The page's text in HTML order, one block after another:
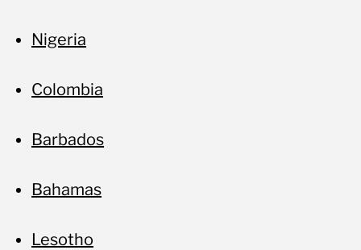
Nigeria
Colombia
Barbados
Bahamas
Lesotho